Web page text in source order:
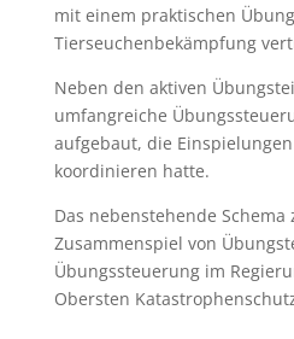
mit einem praktischen
Tierseuchenbekämpfung
Neben den aktiven
umfangreiche
aufgebaut, die
koordinieren hatte.
Das nebenstehende Schema
Zusammenspiel von
Übungssteuerung im
Obersten